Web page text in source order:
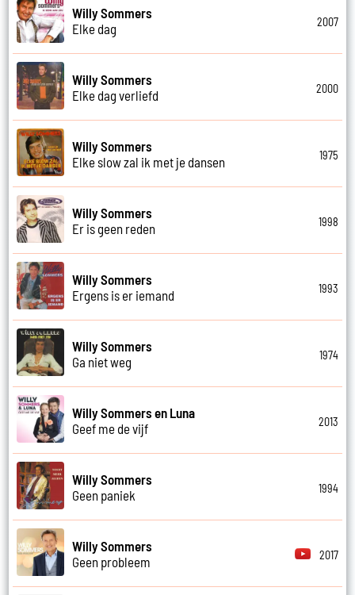
Willy Sommers
Elke dag
2007
Willy Sommers
Elke dag verliefd
2000
Willy Sommers
Elke slow zal ik met je dansen
1975
Willy Sommers
Er is geen reden
1998
Willy Sommers
Ergens is er iemand
1993
Willy Sommers
Ga niet weg
1974
Willy Sommers en Luna
Geef me de vijf
2013
Willy Sommers
Geen paniek
1994
Willy Sommers
Geen probleem
2017